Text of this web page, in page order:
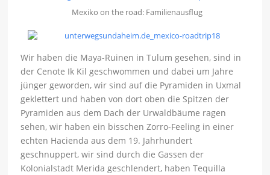
Mexiko on the road: Familienausflug
Wir haben die Maya-Ruinen in Tulum gesehen, sind in
der Cenote Ik Kil geschwommen und dabei um Jahre
jünger geworden, wir sind auf die Pyramiden in Uxmal
geklettert und haben von dort oben die Spitzen der
Pyramiden aus dem Dach der Urwaldbäume ragen
sehen, wir haben ein bisschen Zorro-Feeling in einer
echten Hacienda aus dem 19. Jahrhundert
geschnuppert, wir sind durch die Gassen der
Kolonialstadt Merida geschlendert, haben Tequilla